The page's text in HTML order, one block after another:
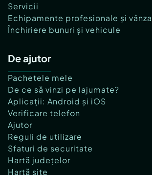
Servicii
Echipamente profesionale și
Închiriere bunuri și vehicule
De ajutor
Pachetele mele
De ce să vinzi pe lajumate?
Aplicații: Android și iOS
Verificare telefon
Ajutor
Reguli de utilizare
Sfaturi de securitate
Hartă județelor
Hartă site